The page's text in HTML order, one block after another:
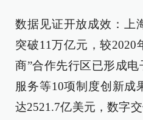
数据见证开放成效：上
突破11万亿元，较2020
商”合作先行区已形成
服务等10项制度创新成
达2521.7亿美元，数字